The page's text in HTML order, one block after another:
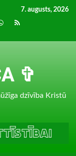
7. augusts, 2026
RSS
✞
dzīvība Kristū